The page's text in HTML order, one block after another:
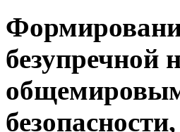
безупречной